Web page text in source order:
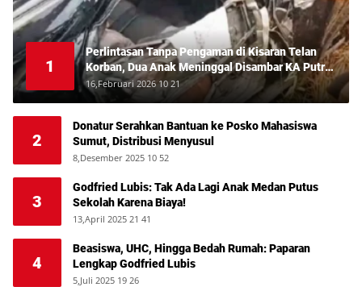
1
Perlintasan Tanpa Pengaman di Kisaran Telan
Korban, Dua Anak Meninggal Disambar KA Putri
Deli
16,Februari 2026 10 21
2
Donatur Serahkan Bantuan ke Posko Mahasiswa
Sumut, Distribusi Menyusul
8,Desember 2025 10 52
3
Godfried Lubis: Tak Ada Lagi Anak Medan Putus
Sekolah Karena Biaya!
13,April 2025 21 41
4
Beasiswa, UHC, Hingga Bedah Rumah: Paparan
Lengkap Godfried Lubis
5,Juli 2025 19 26